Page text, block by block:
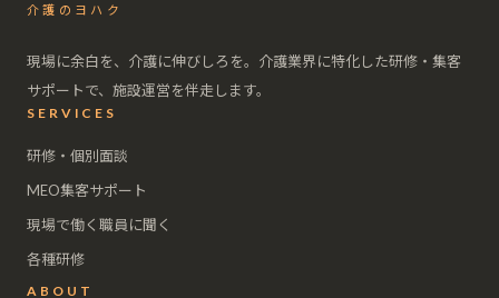
介護のヨハク
現場に余白を、介護に伸びしろを。介護業界に特化した研修・集客
サポートで、施設運営を伴走します。
SERVICES
研修・個別面談
MEO集客サポート
現場で働く職員に聞く
各種研修
ABOUT